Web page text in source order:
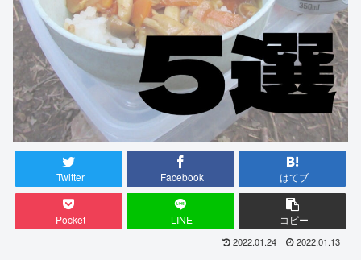
Twitter Facebook はてブ
Pocket LINE コピー
2022.01.24 2022.01.13